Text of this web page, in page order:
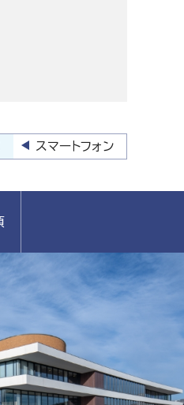
スマートフォン